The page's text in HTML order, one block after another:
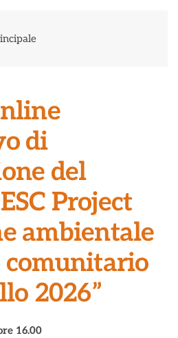
di
del
Project
ambientale
comunitario
2026”
16.00